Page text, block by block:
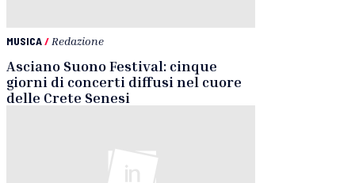
MUSICA/ Redazione
Asciano Suono Festival: cinque
giorni di concerti diffusi nel cuore
delle Crete Senesi